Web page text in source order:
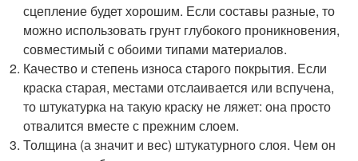
сцепление будет хорошим. Если составы разные, то
можно использовать грунт глубокого проникновения,
совместимый с обоими типами материалов.
Качество и степень износа старого покрытия. Если
краска старая, местами отслаивается или вспучена,
то штукатурка на такую краску не ляжет: она просто
отвалится вместе с прежним слоем.
Толщина (а значит и вес) штукатурного слоя. Чем он